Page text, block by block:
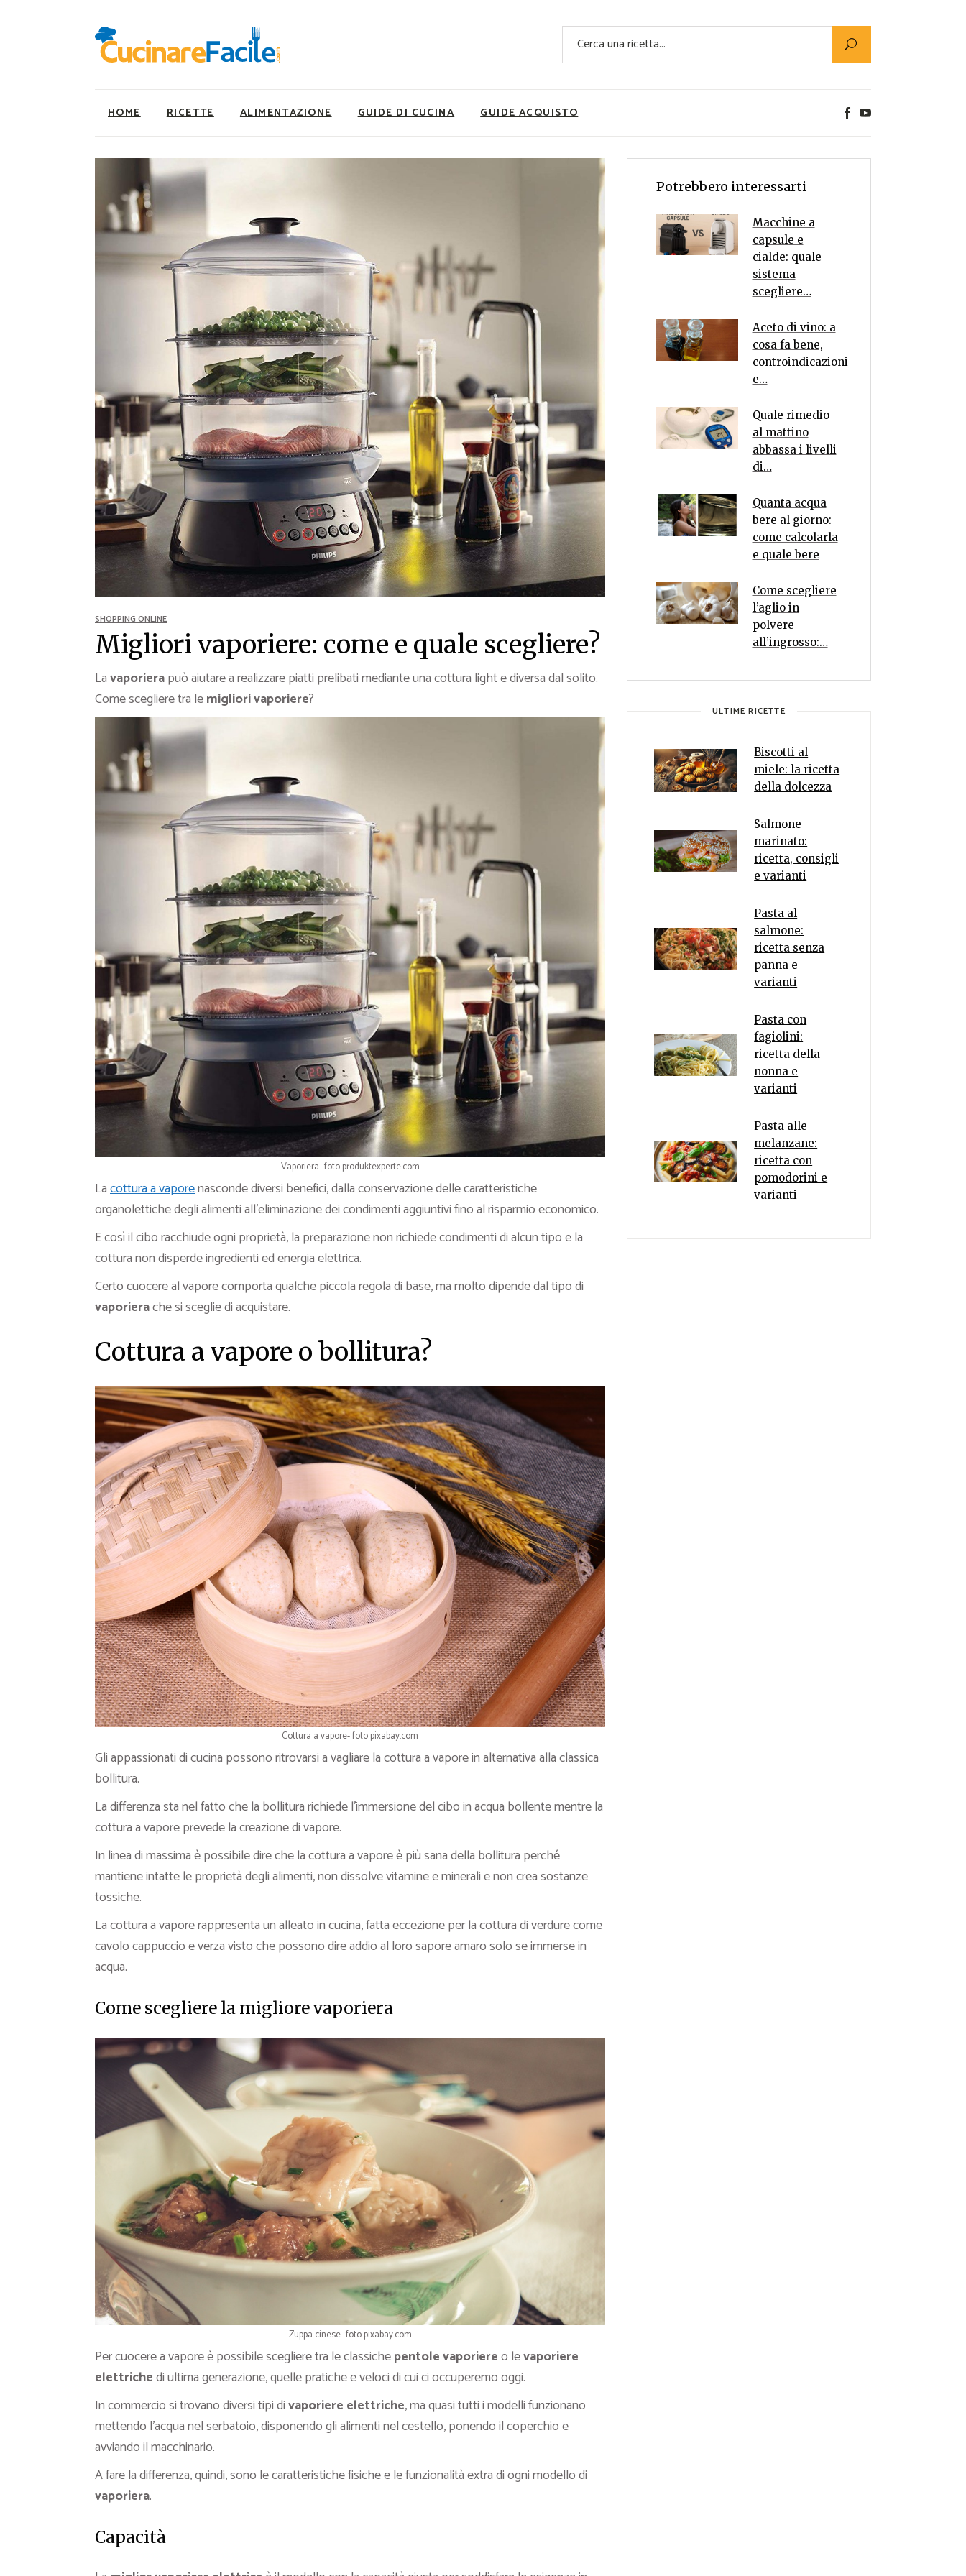
Cerca
HOME RICETTE
Ricette Facili e Veloci
Ricette Primi Piatti
Ricette Antipasti
Ricette Carne
Ricette Secondi
Ricette Pizze e Rustici
Ricette Contorni
Ricette Piatti unici
Ricette Pesce
Video Ricette
Ricette per Ingrediente
ALIMENTAZIONE
Utility
Ricette Vegetariane
Ricette Vegane
Rumors
GUIDE DI CUCINA GUIDE ACQUISTO
Ricette Facili e Veloci
Ricette Primi Piatti
Ricette Dolci
Ricette Carne
Ricette Secondi
Ricette Pizze e Rustici
Ricette per Ingrediente
Utility
Super Alimenti
Ricette Vegetariane
Rumors
SHOPPING ONLINE
Migliori vaporiere: come e quale scegliere?
Lavaporierapuò aiutare a realizzare piatti prelibati mediante una cottura light e diversa dal solito.
Come scegliere tra lemigliori vaporiere?
Vaporiera- foto produktexperte.com
Lacottura a vaporenasconde diversi benefici, dalla conservazione delle caratteristiche
organolettiche degli alimenti all’eliminazione dei condimenti aggiuntivi fino al risparmio economico.
E così il cibo racchiude ogni proprietà, la preparazione non richiede condimenti di alcun tipo e la
cottura non disperde ingredienti ed energia elettrica.
Certo cuocere al vapore comporta qualche piccola regola di base, ma molto dipende dal tipo di
vaporierache si sceglie di acquistare.
Cottura a vapore o bollitura?
Cottura a vapore- foto pixabay.com
Gli appassionati di cucina possono ritrovarsi a vagliare la cottura a vapore in alternativa alla classica
bollitura.
La differenza sta nel fatto che la bollitura richiede l’immersione del cibo in acqua bollente mentre la
cottura a vapore prevede la creazione di vapore.
In linea di massima è possibile dire che la cottura a vapore è più sana della bollitura perché
mantiene intatte le proprietà degli alimenti, non dissolve vitamine e minerali e non crea sostanze
tossiche.
La cottura a vapore rappresenta un alleato in cucina, fatta eccezione per la cottura di verdure come
cavolo cappuccio e verza visto che possono dire addio al loro sapore amaro solo se immerse in
acqua.
Come scegliere la migliore vaporiera
Zuppa cinese- foto pixabay.com
Per cuocere a vapore è possibile scegliere tra le classichepentole vaporiereo levaporiere
elettrichedi ultima generazione, quelle pratiche e veloci di cui ci occuperemo oggi.
In commercio si trovano diversi tipi divaporiere elettriche, ma quasi tutti i modelli funzionano
mettendo l’acqua nel serbatoio, disponendo gli alimenti nel cestello, ponendo il coperchio e
avviando il macchinario.
A fare la differenza, quindi, sono le caratteristiche fisiche e le funzionalità extra di ogni modello di
vaporiera.
Capacità
Potrebbero interessarti
Macchine a
capsule e
cialde: quale
sistema
scegliere…
Aceto di vino: a
cosa fa bene,
controindicazioni
e…
Quale rimedio
al mattino
abbassa i livelli
di…
Quanta acqua
bere al giorno:
come calcolarla
e quale bere
Come scegliere
l’aglio in
polvere
all’ingrosso:…
ULTIME RICETTE
Biscotti al
miele: la ricetta
della dolcezza
Salmone
marinato:
ricetta, consigli
e varianti
Pasta al
salmone:
ricetta senza
panna e
varianti
Pasta con
fagiolini:
ricetta della
nonna e
varianti
Pasta alle
melanzane:
ricetta con
pomodorini e
varianti